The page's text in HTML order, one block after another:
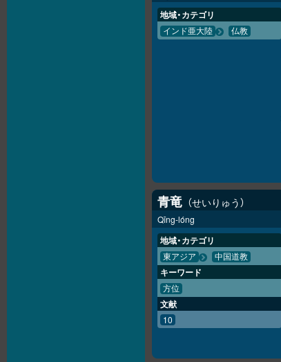
地域・カテゴリ
インド亜大陸 仏教
青竜 せいりゅう
Qīng-lóng
地域・カテゴリ
東アジア 中国道教
キーワード
方位
文献
10